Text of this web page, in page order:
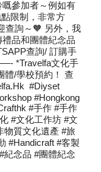
參加者～例如有
限制，非常方
查詢～🧡 另外，我
品和團體紀念品
查詢/ 訂購手
文化手
體/學校預約！ 查
#diyset
#hongkong
#手作 #手作
#文化工作坊 #文
物質文化遺產 #旅
#handicraft #客製
紀念品 #團體紀念